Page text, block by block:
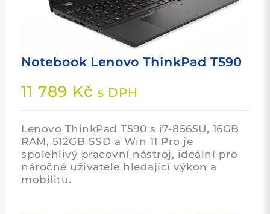
Notebook Lenovo ThinkPad T590
11 789 Kč s DPH
Lenovo ThinkPad T590 s i7-8565U, 16GB
RAM, 512GB SSD a Win 11 Pro je
spolehlivý pracovní nástroj, ideální pro
náročné uživatele hledající výkon a
mobilitu.